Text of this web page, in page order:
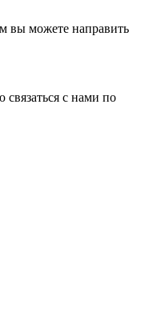
вы можете направить
с нами по